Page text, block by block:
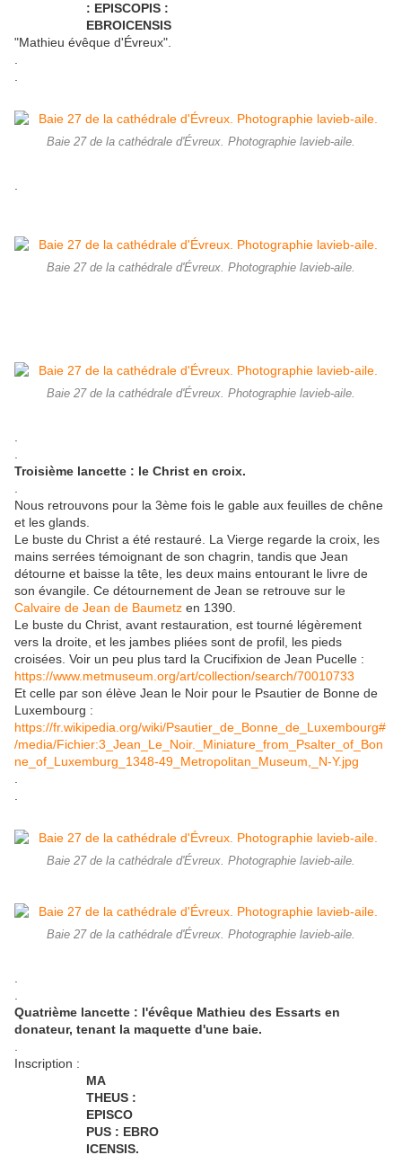
: EPISCOPIS :
EBROICENSIS
"Mathieu évêque d'Évreux".
Baie 27 de la cathédrale d'Évreux. Photographie lavieb-aile.
Baie 27 de la cathédrale d'Évreux. Photographie lavieb-aile.
Baie 27 de la cathédrale d'Évreux. Photographie lavieb-aile.
Troisième lancette : le Christ en croix.
Nous retrouvons pour la 3ème fois le gable aux feuilles de chêne
et les glands.
Le buste du Christ a été restauré. La Vierge regarde la croix, les
mains serrées témoignant de son chagrin, tandis que Jean
détourne et baisse la tête, les deux mains entourant le livre de
son évangile. Ce détournement de Jean se retrouve sur le
Calvaire de Jean de Baumetz en 1390.
Le buste du Christ, avant restauration, est tourné légèrement
vers la droite, et les jambes pliées sont de profil, les pieds
croisées. Voir un peu plus tard la Crucifixion de Jean Pucelle :
https://www.metmuseum.org/art/collection/search/70010733
Et celle par son élève Jean le Noir pour le Psautier de Bonne de
Luxembourg :
https://fr.wikipedia.org/wiki/Psautier_de_Bonne_de_Luxembourg#
/media/Fichier:3_Jean_Le_Noir._Miniature_from_Psalter_of_Bon
ne_of_Luxemburg_1348-49_Metropolitan_Museum,_N-Y.jpg
Baie 27 de la cathédrale d'Évreux. Photographie lavieb-aile.
Baie 27 de la cathédrale d'Évreux. Photographie lavieb-aile.
Quatrième lancette : l'évêque Mathieu des Essarts en
donateur, tenant la maquette d'une baie.
Inscription :
MA
THEUS :
EPISCO
PUS : EBRO
ICENSIS.